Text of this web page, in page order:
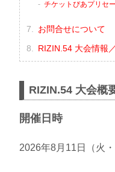
チケットぴあプリセ
お問合せについて
RIZIN.54 大会情報
RIZIN.54 大会概
開催日時
2026年8月11日（火